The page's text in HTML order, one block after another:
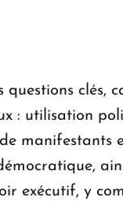
clés,
: utilisation
manifestants
exécutif, y